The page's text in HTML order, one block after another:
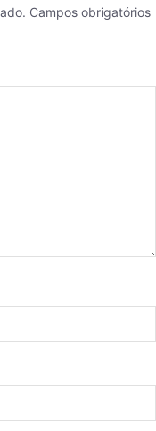
Campos obrigatórios